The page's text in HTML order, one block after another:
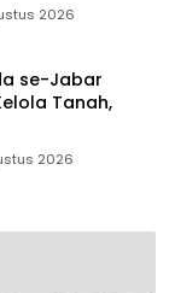
2026
se-Jabar
Tanah,
2026